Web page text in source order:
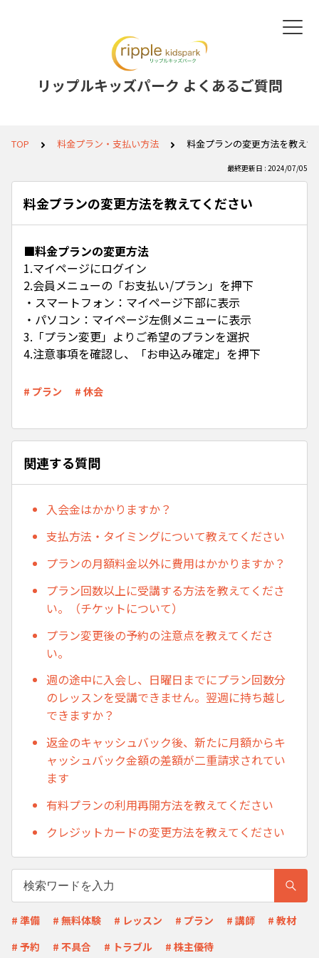
リップルキッズパーク よくあるご質問
TOP 料金プラン・支払い方法 料金プランの変更方法を教えて
最終更新日 : 2024/07/05
料金プランの変更方法を教えてください
■料金プランの変更方法
1.マイページにログイン
2.会員メニューの「お支払い/プラン」を押下
・スマートフォン：マイページ下部に表示
・パソコン：マイページ左側メニューに表示
3.「プラン変更」よりご希望のプランを選択
4.注意事項を確認し、「お申込み確定」を押下
# プラン # 休会
関連する質問
入会金はかかりますか？
支払方法・タイミングについて教えてください
プランの月額料金以外に費用はかかりますか？
プラン回数以上に受講する方法を教えてくださ
い。（チケットについて）
プラン変更後の予約の注意点を教えてくださ
い。
週の途中に入会し、日曜日までにプラン回数分
のレッスンを受講できません。翌週に持ち越し
できますか？
返金のキャッシュバック後、新たに月額からキ
ャッシュバック金額の差額が二重請求されてい
ます
有料プランの利用再開方法を教えてください
クレジットカードの変更方法を教えてください
# 準備 # 無料体験 # レッスン # プラン # 講師
# 教材
# 予約
# 不具合 # トラブル # 株主優待